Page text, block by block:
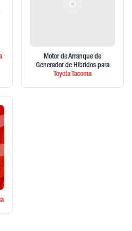
Motor de Arranque de
Generador de Hibridos para
ToyotaTacoma